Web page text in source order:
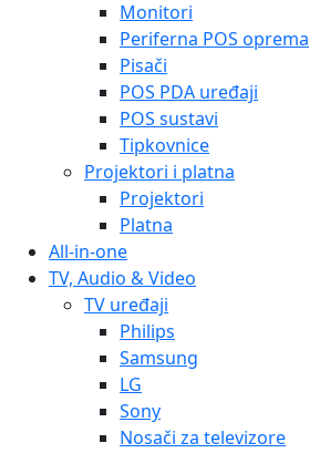
Monitori
Periferna POS oprema
Pisači
POS PDA uređaji
POS sustavi
Tipkovnice
Projektori i platna
Projektori
Platna
All-in-one
TV, Audio & Video
TV uređaji
Philips
Samsung
LG
Sony
Nosači za televizore